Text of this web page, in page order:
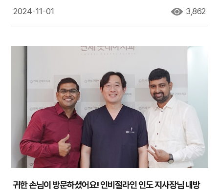
2024-11-01 3,862
귀한 손님이 방문하셨어요! 인비절라인 인도 지사장님 내방